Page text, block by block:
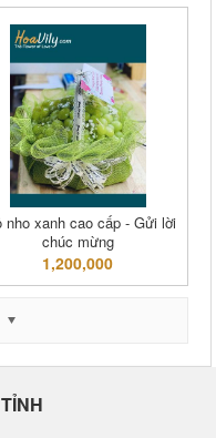
nho xanh cao cấp - Gửi lời
chúc mừng
1,200,000